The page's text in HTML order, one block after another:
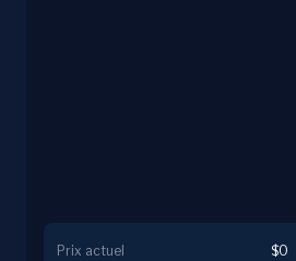
Prix actuel $0